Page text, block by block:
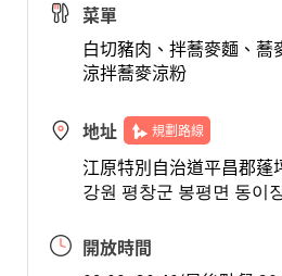
菜單
白切豬肉、拌蕎麥麵、蕎
涼拌蕎麥涼粉
地址 規劃路線
江原特別自治道平昌郡蓬
강원 평창군 봉평면 동이
開放時間